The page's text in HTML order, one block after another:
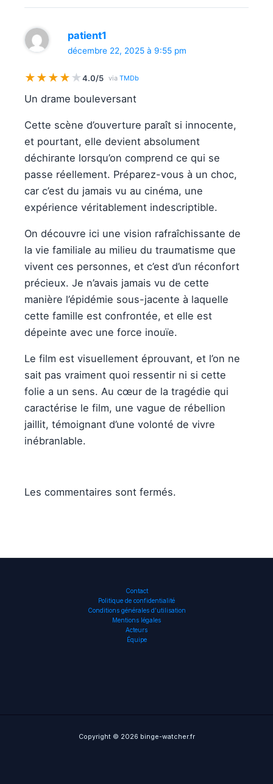
patient1
décembre 22, 2025 à 9:55 pm
★★★★★4.0/5 via TMDb
Un drame bouleversant
Cette scène d’ouverture paraît si innocente,
et pourtant, elle devient absolument
déchirante lorsqu’on comprend ce qui se
passe réellement. Préparez-vous à un choc,
car c’est du jamais vu au cinéma, une
expérience véritablement indescriptible.
On découvre ici une vision rafraîchissante de
la vie familiale au milieu du traumatisme que
vivent ces personnes, et c’est d’un réconfort
précieux. Je n’avais jamais vu de cette
manière l’épidémie sous-jacente à laquelle
cette famille est confrontée, et elle est
dépeinte avec une force inouïe.
Le film est visuellement éprouvant, et l’on ne
sait pas vraiment quoi ressentir ni si cette
folie a un sens. Au cœur de la tragédie qui
caractérise le film, une vague de rébellion
jaillit, témoignant d’une volonté de vivre
inébranlable.
Les commentaires sont fermés.
Contact
Politique de confidentialité
Conditions générales d’utilisation
Mentions légales
Acteurs
Équipe
Copyright © 2026 binge-watcher.fr